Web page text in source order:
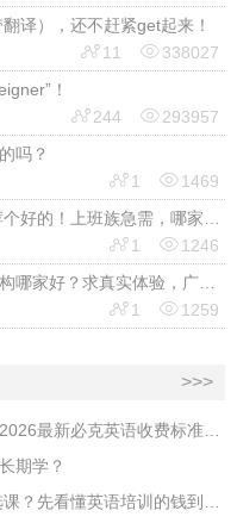
译），还不赶紧get起来！
11 338027
！
244 293957
吗？
1 1469
2026年在线商务英语口语培训班求推荐个好的！上班族急需，哪家好？
1 1246
想给职场充电，郑州的成人英语培训机构哪家好？求真实体验，广告勿扰，感谢！
1 1259
>>>
【目前已经上了三个月的我说说真相】2026最新必克英语收费标准多少？靠谱吗？有坑吗？
期学？
【2026英语报课指南】想要高性价比选课？先看懂英语培训的钱到底花在哪